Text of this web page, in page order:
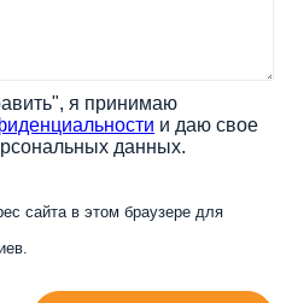
я принимаю
и даю свое
данных.
сайта в этом браузере для